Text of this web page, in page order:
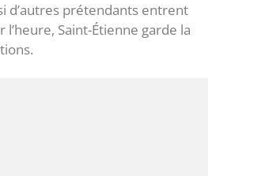
d’autres prétendants entrent
Saint-Étienne garde la